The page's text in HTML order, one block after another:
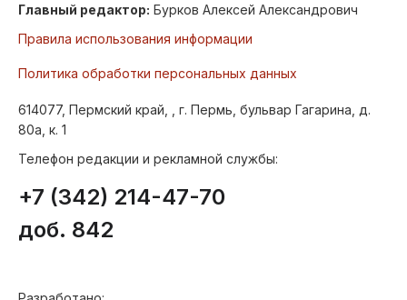
Главный редактор: Бурков Алексей Александрович
Правила использования информации
Политика обработки персональных данных
614077, Пермский край, , г. Пермь, бульвар Гагарина, д.
80а, к. 1
Телефон редакции и рекламной службы:
+7 (342) 214-47-70
доб. 842